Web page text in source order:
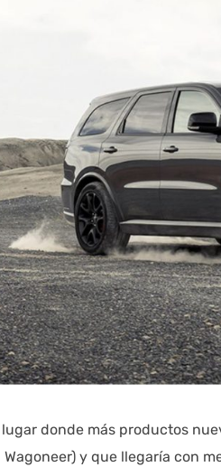
donde más productos
Wagoneer) y que llegaría con